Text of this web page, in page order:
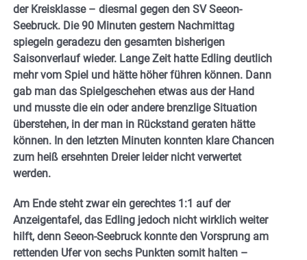
der Kreisklasse – diesmal gegen den SV Seeon-
Seebruck. Die 90 Minuten gestern Nachmittag
spiegeln geradezu den gesamten bisherigen
Saisonverlauf wieder. Lange Zeit hatte Edling deutlich
mehr vom Spiel und hätte höher führen können. Dann
gab man das Spielgeschehen etwas aus der Hand
und musste die ein oder andere brenzlige Situation
überstehen, in der man in Rückstand geraten hätte
können. In den letzten Minuten konnten klare Chancen
zum heiß ersehnten Dreier leider nicht verwertet
werden.
Am Ende steht zwar ein gerechtes 1:1 auf der
Anzeigentafel, das Edling jedoch nicht wirklich weiter
hilft, denn Seeon-Seebruck konnte den Vorsprung am
rettenden Ufer von sechs Punkten somit halten –